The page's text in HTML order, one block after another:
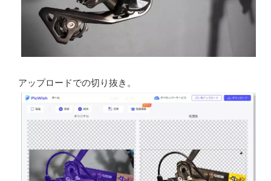
アップロードでの切り抜き。